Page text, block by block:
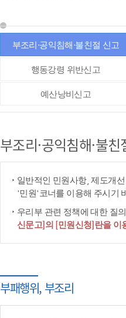
부조리·공익침해·불친절 신고
행동강령 위반신고
예산낭비신고
부조리·공익침해·불
일반적인 민원사항, 제도개
'민원'코너를 이용해 주시기
우리부 관련 정책에 대한 질의,
신문고]의 [민원신청]란을 이
부패행위, 부조리